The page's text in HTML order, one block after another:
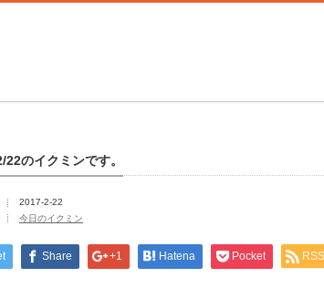
22のイクミンです。
2017-2-22
今日のイクミン
Share +1 Hatena Pocket RSS